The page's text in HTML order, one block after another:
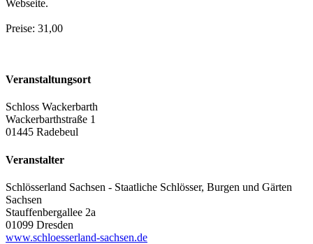
Webseite.
Preise: 31,00
Veranstaltungsort
Schloss Wackerbarth
Wackerbarthstraße 1
01445 Radebeul
Veranstalter
Schlösserland Sachsen - Staatliche Schlösser, Burgen und Gärten
Sachsen
Stauffenbergallee 2a
01099 Dresden
www.schloesserland-sachsen.de